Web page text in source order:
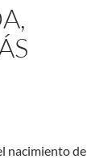
nacimiento de